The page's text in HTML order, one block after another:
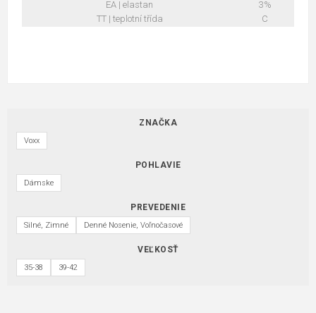
EA | elastan
3%
TT | teplotní třída
C
ZNAČKA
Voxx
POHLAVIE
Dámske
PREVEDENIE
Silné, Zimné Denné Nosenie, Voľnočasové
VEĽKOSŤ
35-38 39-42